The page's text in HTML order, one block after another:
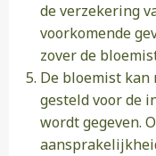
de verzekering
voorkomende
zover de
De bloemist
gesteld voor de
wordt gegeven.